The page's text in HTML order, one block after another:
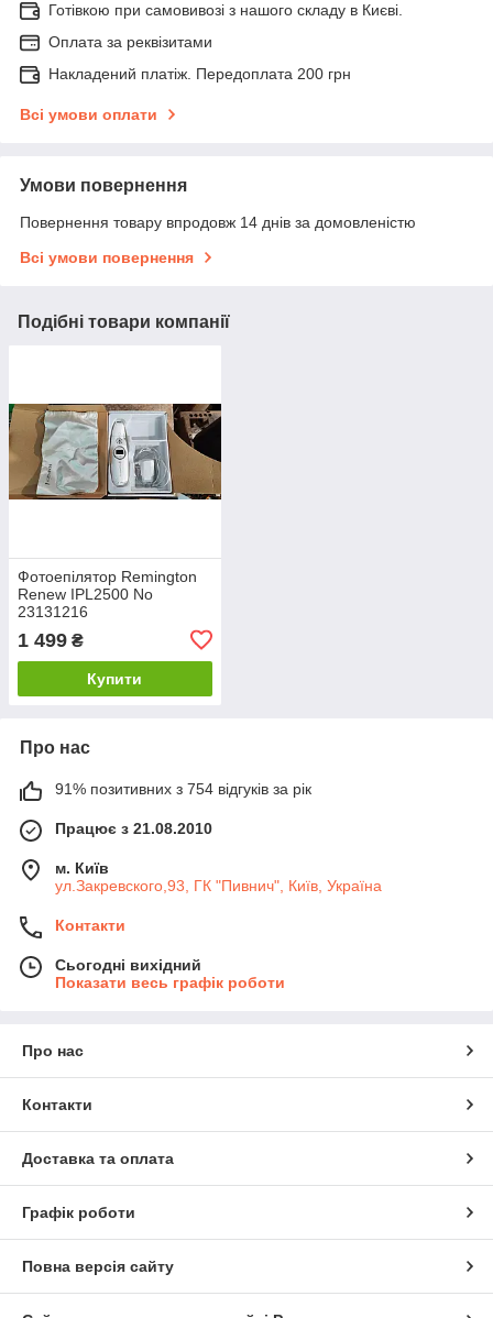
Готівкою при самовивозі з нашого складу в Києві.
Оплата за реквізитами
Накладений платіж. Передоплата 200 грн
Всі умови оплати
Умови повернення
Повернення товару впродовж 14 днів за домовленістю
Всі умови повернення
Подібні товари компанії
Фотоепілятор Remington
Renew IPL2500 No
23131216
1 499 ₴
Купити
Про нас
91% позитивних з 754 відгуків за рік
Працює з 21.08.2010
м. Київ
ул.Закревского,93, ГК "Пивнич", Київ, Україна
Контакти
Сьогодні вихідний
Показати весь графік роботи
Про нас
Контакти
Доставка та оплата
Графік роботи
Повна версія сайту